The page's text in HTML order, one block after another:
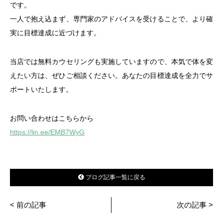
です。
一人で抱え込まず、専門家のアドバイスを受けることで、より確
実に目標達成に近づけます。
当店では無料カウセリングも実施していますので、本気で体を変
えたい方は、ぜひご相談ください。あなたの目標達成を全力でサ
ポートいたします。
お問い合わせはこちらから
https://lin.ee/EMB7WyG
ブログ記事一覧に戻る
< 前の記事 次の記事 >